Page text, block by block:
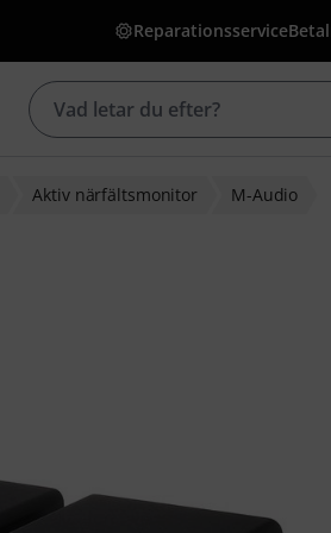
Reparationsservice
Aktiv närfältsmonitor M-Audio